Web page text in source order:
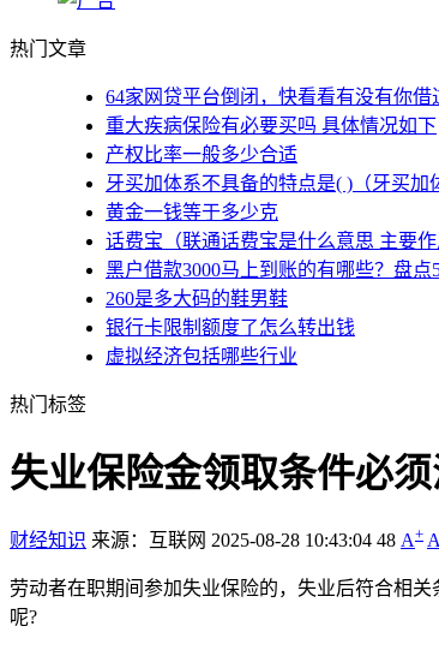
热门文章
64家网贷平台倒闭，快看看有没有你借
重大疾病保险有必要买吗 具体情况如下
产权比率一般多少合适
牙买加体系不具备的特点是( )（牙买加
黄金一钱等于多少克
话费宝（联通话费宝是什么意思 主要作
黑户借款3000马上到账的有哪些？盘
260是多大码的鞋男鞋
银行卡限制额度了怎么转出钱
虚拟经济包括哪些行业
热门标签
失业保险金领取条件必
财经知识 来源：互联网 2025-08-28 10:43:04 48 A+ A
劳动者在职期间参加失业保险的，失业后符合相
呢?